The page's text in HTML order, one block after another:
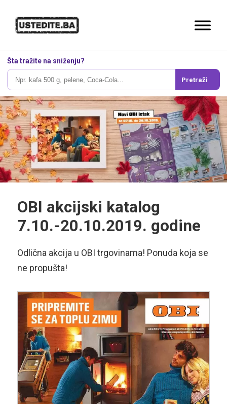
Šta tražite na sniženju?
Pretraži
OBI akcijski katalog
7.10.-20.10.2019. godine
Odlična akcija u OBI trgovinama! Ponuda koja se
ne propušta!